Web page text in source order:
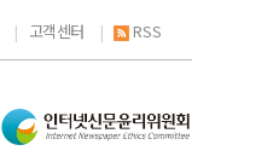
고객센터 RSS